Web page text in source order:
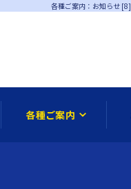
各種ご案内：お知らせ [8]
各種ご案内